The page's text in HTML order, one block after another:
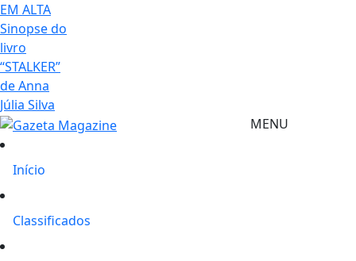
EM ALTA
Sinopse do
livro
“STALKER”
de Anna
Júlia Silva
MENU
Início
Classificados